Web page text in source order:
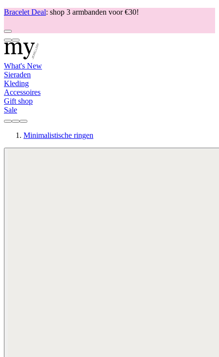
Bracelet Deal: shop 3 armbanden voor €30!
What's New
Sieraden
Kleding
Accessoires
Gift shop
Sale
Minimalistische ringen